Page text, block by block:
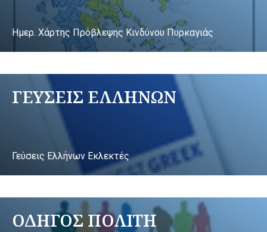
Ημερ. Χάρτης Πρόβλεψης Κινδύνου Πυρκαγιάς
ΓΕΥΣΕΙΣ ΕΛΛΗΝΩΝ
Γεύσεις Ελλήνων Εκλεκτές
ΟΔΗΓΟΣ ΠΟΛΙΤΗ